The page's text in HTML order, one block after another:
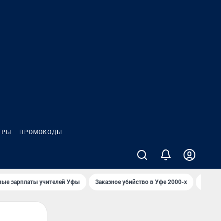
ПРОМОКОДЫ
зарплаты учителей Уфы Заказное убийство в Уфе 2000-х